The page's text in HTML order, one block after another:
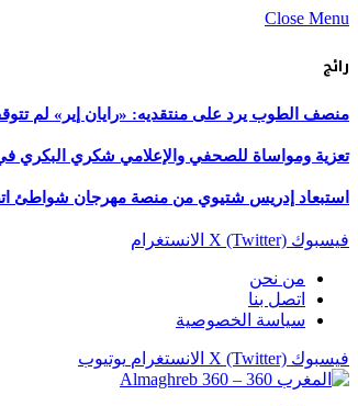
Close Menu
رائج
منصف الطوب يرد على منتقديه: «رايان إير» لم
تعزية ومواساة للصحفي والإعلامي شكري البكري
استبعاد إدريس شتيوي من منصة مهرجان شواطئ
فيسبوك X (Twitter) الانستغرام
من نحن
اتصل بنا
سياسة الخصوصية
فيسبوك X (Twitter) الانستغرام يوتيوب